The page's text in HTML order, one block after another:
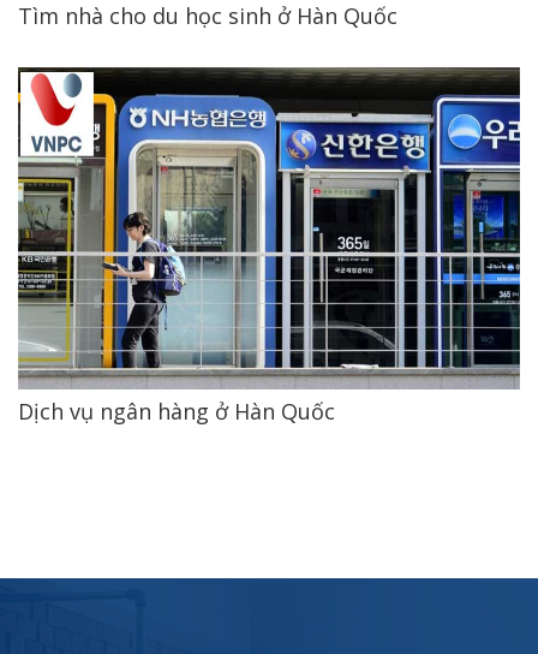
Tìm nhà cho du học sinh ở Hàn Quốc
Dịch vụ ngân hàng ở Hàn Quốc